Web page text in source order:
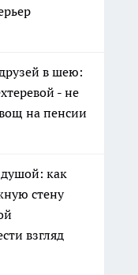
в шею:
- не
на пенсии
как
стену
взгляд